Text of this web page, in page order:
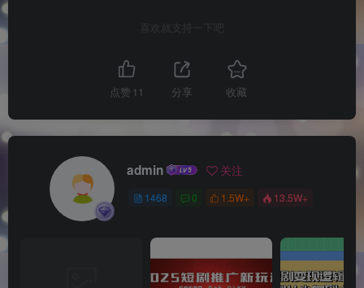
喜欢就支持一下吧
点赞 11 分享 收藏
admin 关注
1468 0 1.5W+ 13.5W+